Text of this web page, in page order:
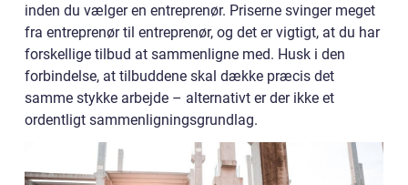
inden du vælger en entreprenør. Priserne svinger meget
fra entreprenør til entreprenør, og det er vigtigt, at du har
forskellige tilbud at sammenligne med. Husk i den
forbindelse, at tilbuddene skal dække præcis det
samme stykke arbejde – alternativt er der ikke et
ordentligt sammenligningsgrundlag.